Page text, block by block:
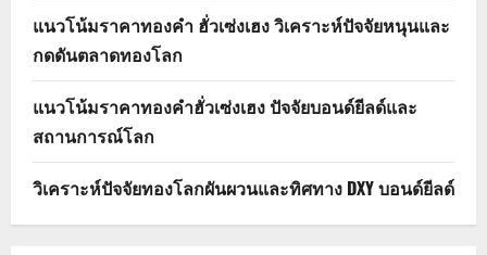
แนวโน้มราคาทองคำ ฮั่วเซ่งเฮง วิเคราะห์ปัจจัยหนุนและ
กดดันตลาดทองโลก
แนวโน้มราคาทองคำฮั่วเซ่งเฮง ปัจจัยบอนด์ยีลด์และ
สถานการณ์โลก
วิเคราะห์ปัจจัยทองโลกผันผวนและทิศทาง DXY บอนด์ยีลด์